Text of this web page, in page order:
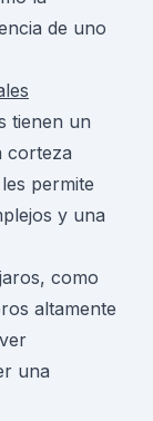
de uno
tienen un
corteza
permite
y una
como
altamente
una